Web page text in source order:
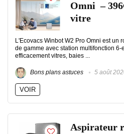
Omni –
vitre
L'Ecovacs Winbot W2 Pro Omni est un
de gamme avec station multifonction
efficacement vitres, baies ...
Bons plans astuces 5 août
VOIR
Aspirateur